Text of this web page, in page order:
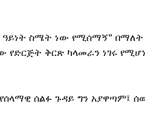
ዓይነት ስሜት ነው የሚሰማኝ”
የድርጅት ቅርጽ ካላመራን ነገሩ
ሰልፉ ጉዳይ ግን አያዋጣም፤